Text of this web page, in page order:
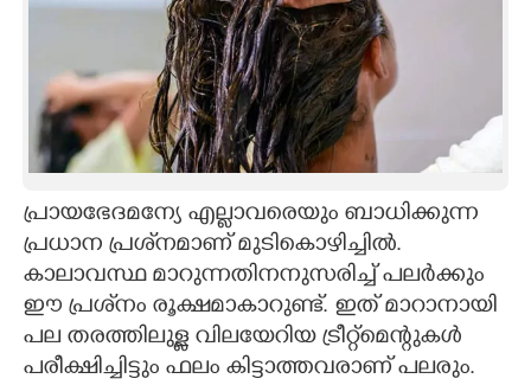
INFO+
ART
ASTRO
CARTOONS
LITERATURE
ZOOM
പ്രായഭേദമന്യേ എല്ലാവരെയും ബാധിക്കുന്ന
പ്രധാന പ്രശ്‌നമാണ് മുടികൊഴിച്ചിൽ.
കാലാവസ്ഥ മാറുന്നതിനനുസരിച്ച് പലർക്കും
ഈ പ്രശ്‌നം രൂക്ഷമാകാറുണ്ട്. ഇത് മാറാനായി
പല തരത്തിലുള്ള വിലയേറിയ ട്രീറ്റ്‌മെന്റുകൾ
പരീക്ഷിച്ചിട്ടും ഫലം കിട്ടാത്തവരാണ് പലരും.